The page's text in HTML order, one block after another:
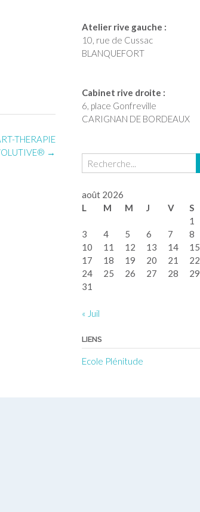
THERAPIE
→
Atelier rive gauche :
10, rue de Cussac
BLANQUEFORT
Cabinet rive droite :
6, place Gonfreville
CARIGNAN DE BORDEAUX
août 2026
L
M M J V S
1
3
4 5 6 7 8
10
11 12 13 14 15
17
18 19 20 21 22
24
25 26 27 28 29
31
« Juil
LIENS
Ecole Plénitude